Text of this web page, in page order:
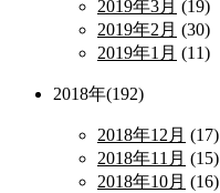
2019年3月 (19)
2019年2月 (30)
2019年1月 (11)
2018年(192)
2018年12月 (17)
2018年11月 (15)
2018年10月 (16)